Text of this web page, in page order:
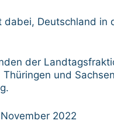
dabei, Deutschland
der
und
2022